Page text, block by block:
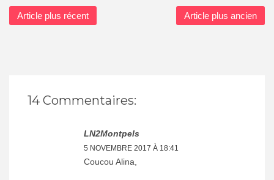
Article plus récent Article plus ancien
14 Commentaires:
LN2Montpels
5 NOVEMBRE 2017 À 18:41
Coucou Alina,